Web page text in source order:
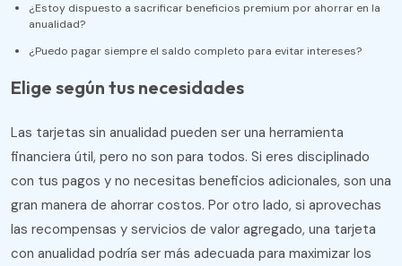
¿Estoy dispuesto a sacrificar beneficios premium por ahorrar en la
anualidad?
¿Puedo pagar siempre el saldo completo para evitar intereses?
Elige según tus necesidades
Las tarjetas sin anualidad pueden ser una herramienta
financiera útil, pero no son para todos. Si eres disciplinado
con tus pagos y no necesitas beneficios adicionales, son una
gran manera de ahorrar costos. Por otro lado, si aprovechas
las recompensas y servicios de valor agregado, una tarjeta
con anualidad podría ser más adecuada para maximizar los